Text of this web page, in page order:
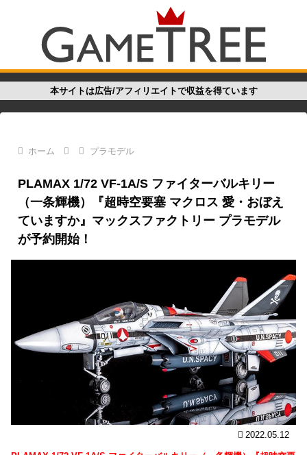
本サイトは広告/アフィリエイトで収益を得ています
ホーム プラモデル
PLAMAX 1/72 VF-1A/S ファイターバルキリー
（一条輝機）『超時空要塞 マクロス 愛・おぼえ
ていますか』マックスファクトリー プラモデル
が予約開始！
2022.05.12